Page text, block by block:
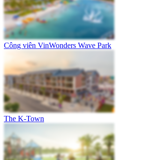
Công viên VinWonders Wave Park
The K-Town